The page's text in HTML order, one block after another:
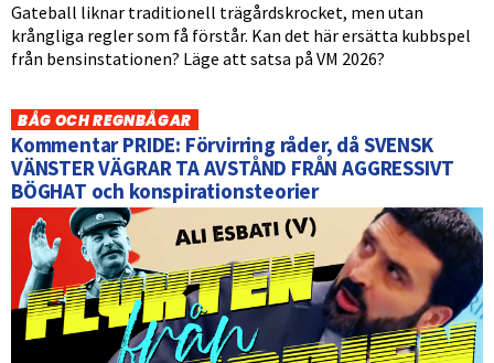
Gateball liknar traditionell trägårdskrocket, men utan
krångliga regler som få förstår. Kan det här ersätta kubbspel
från bensinstationen? Läge att satsa på VM 2026?
BÅG OCH REGNBÅGAR
Kommentar PRIDE: Förvirring råder, då SVENSK
VÄNSTER VÄGRAR TA AVSTÅND FRÅN AGGRESSIVT
BÖGHAT och konspirationsteorier